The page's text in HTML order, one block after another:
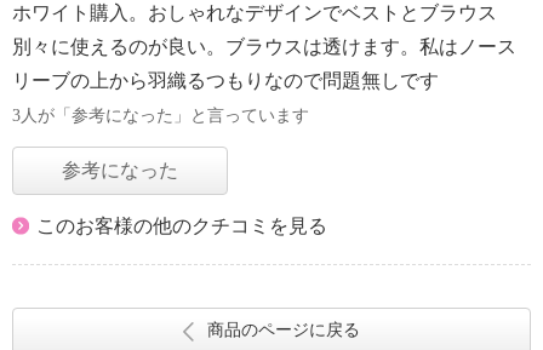
ホワイト購入。おしゃれなデザインでベストとブラウス
別々に使えるのが良い。ブラウスは透けます。私はノース
リーブの上から羽織るつもりなので問題無しです
3人が「参考になった」と言っています
参考になった
このお客様の他のクチコミを見る
商品のページに戻る